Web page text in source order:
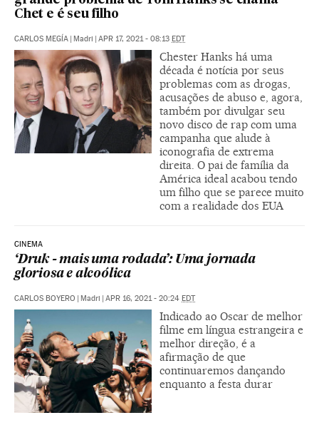
Chet e é seu filho
CARLOS MEGÍA | Madri | APR 17, 2021 - 08:13 EDT
Chester Hanks há uma
década é notícia por seus
problemas com as drogas,
acusações de abuso e, agora,
também por divulgar seu
novo disco de rap com uma
campanha que alude à
iconografia de extrema
direita. O pai de família da
América ideal acabou tendo
um filho que se parece muito
com a realidade dos EUA
CINEMA
‘Druk - mais uma rodada’: Uma jornada
gloriosa e alcoólica
CARLOS BOYERO | Madri | APR 16, 2021 - 20:24 EDT
Indicado ao Oscar de melhor
filme em língua estrangeira e
melhor direção, é a
afirmação de que
continuaremos dançando
enquanto a festa durar